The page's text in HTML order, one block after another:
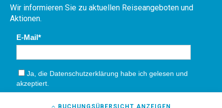
BUCHUNGSÜBERSICHT ANZEIGEN
Wir informieren Sie zu aktuellen Reiseangeboten und
Aktionen.
E-Mail
Ja, die Datenschutzerklärung habe ich gelesen und
akzeptiert.
Absenden